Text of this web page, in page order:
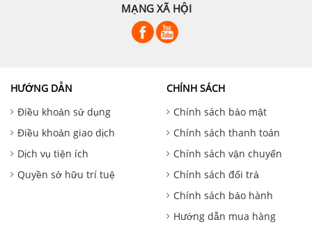
MẠNG XÃ HỘI
HƯỚNG DẪN
Điều khoản sử dụng
Điều khoản giao dịch
Dịch vụ tiện ích
Quyền sở hữu trí tuệ
CHÍNH SÁCH
Chính sách bảo mật
Chính sách thanh toán
Chính sách vận chuyển
Chính sách đổi trả
Chính sách bảo hành
Hướng dẫn mua hàng